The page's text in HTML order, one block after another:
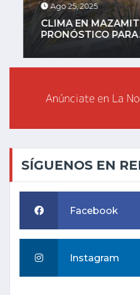
Ago 25, 2025
CLIMA EN
PRONÓSTICO PARA...
SÍGUENOS EN
Facebook
Instagram